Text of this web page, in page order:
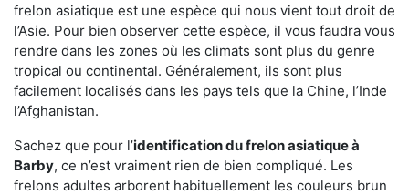
frelon asiatique est une espèce qui nous vient tout droit de
l’Asie. Pour bien observer cette espèce, il vous faudra vous
rendre dans les zones où les climats sont plus du genre
tropical ou continental. Généralement, ils sont plus
facilement localisés dans les pays tels que la Chine, l’Inde
l’Afghanistan.
Sachez que pour l’identification du frelon asiatiqueà
Barby, ce n’est vraiment rien de bien compliqué. Les
frelons adultes arborent habituellement les couleurs brun